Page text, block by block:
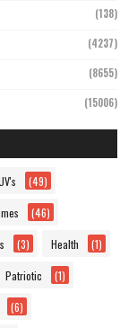
(138)
(4237)
(8655)
(15006)
(49)
(46)
(3) Health (1)
Patriotic (1)
(6)